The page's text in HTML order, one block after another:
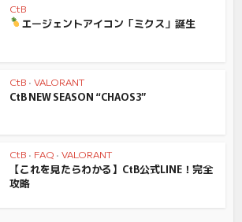
CtB
エージェントアイコン「ミクス」誕生
CtB • VALORANT
CtB NEW SEASON “CHAOS3”
CtB • FAQ • VALORANT
【これを見たらわかる】CtB公式LINE！完全
攻略